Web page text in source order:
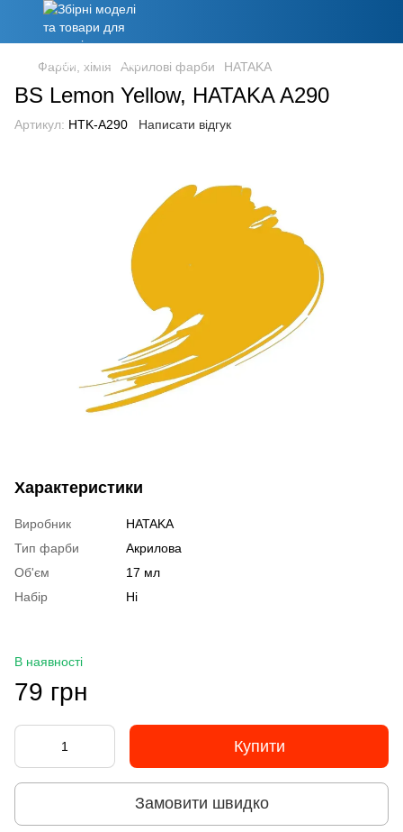
Фарби, хімія Акрилові фарби HATAKA
BS Lemon Yellow, HATAKA A290
Артикул: HTK-A290 Написати відгук
Характеристики
Виробник
HATAKA
Тип фарби
Акрилова
Об'єм
17 мл
Набір
Ні
В наявності
79 грн
Купити
Замовити швидко